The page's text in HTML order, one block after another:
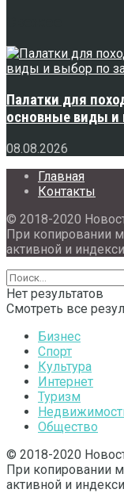
Палатки для
основные виды и
08.08.2026
Главная
Контакты
© 2018-2020
При копировании
активной и
Нет результатов
Смотреть все
Бизнес
Спорт
Культура
Интернет
Туризм
Общество
© 2018-2020
При копировании
активной и